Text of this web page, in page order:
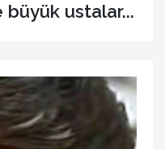
ustalar...